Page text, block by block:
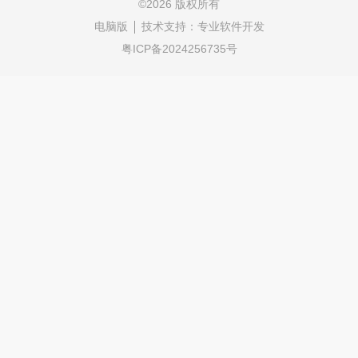
©2026 版权所有
电脑版
技术支持： 专业软件开发
粤ICP备2024256735号